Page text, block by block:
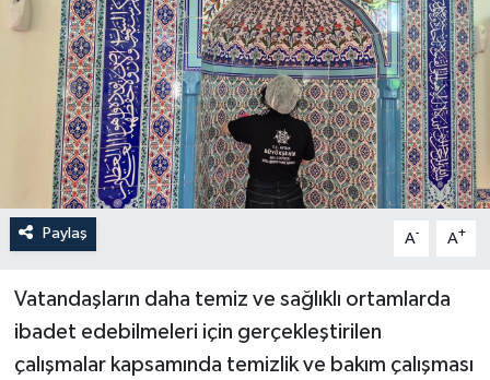
Paylaş A- A+
Vatandaşların daha temiz ve sağlıklı ortamlarda
ibadet edebilmeleri için gerçekleştirilen
çalışmalar kapsamında temizlik ve bakım çalışması